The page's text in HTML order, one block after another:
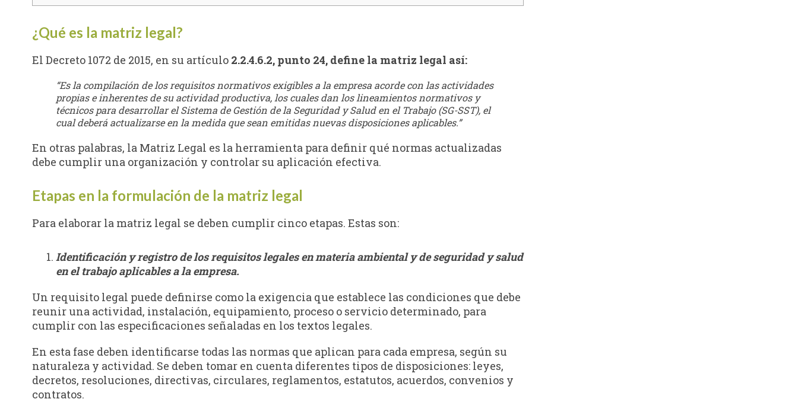
¿Qué es la matriz legal?
El Decreto 1072 de 2015, en su artículo 2.2.4.6.2, punto 24, define la matriz legal así:
“Es la compilación de los requisitos normativos exigibles a la empresa acorde con las actividades
propias e inherentes de su actividad productiva, los cuales dan los lineamientos normativos y
técnicos para desarrollar el Sistema de Gestión de la Seguridad y Salud en el Trabajo (SG-SST), el
cual deberá actualizarse en la medida que sean emitidas nuevas disposiciones aplicables.”
En otras palabras, la Matriz Legal es la herramienta para definir qué normas actualizadas
debe cumplir una organización y controlar su aplicación efectiva.
Etapas en la formulación de la matriz legal
Para elaborar la matriz legal se deben cumplir cinco etapas. Estas son:
Identificación y registro de los requisitos legales en materia ambiental y de seguridad y salud
en el trabajo aplicables a la empresa.
Un requisito legal puede definirse como la exigencia que establece las condiciones que debe
reunir una actividad, instalación, equipamiento, proceso o servicio determinado, para
cumplir con las especificaciones señaladas en los textos legales.
En esta fase deben identificarse todas las normas que aplican para cada empresa, según su
naturaleza y actividad. Se deben tomar en cuenta diferentes tipos de disposiciones: leyes,
decretos, resoluciones, directivas, circulares, reglamentos, estatutos, acuerdos, convenios y
contratos.